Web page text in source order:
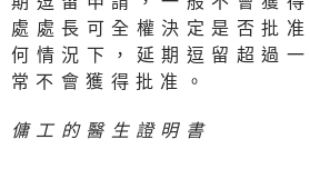
處處長可全權決定是否批
何情況下，延期逗留超過
常不會獲得批准。
傭工的醫生證明書